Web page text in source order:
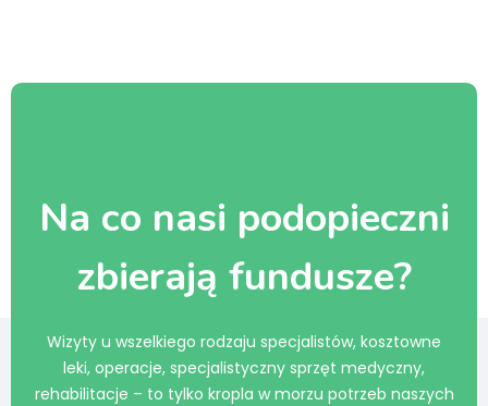
Na co nasi podopieczni
zbierają fundusze?
Wizyty u wszelkiego rodzaju specjalistów, kosztowne
leki, operacje, specjalistyczny sprzęt medyczny,
rehabilitacje – to tylko kropla w morzu potrzeb naszych